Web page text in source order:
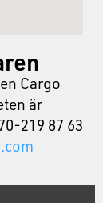
Cargo
är
219 87 63